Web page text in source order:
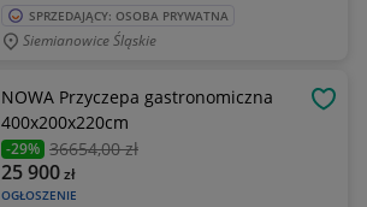
SPRZEDAJĄCY: OSOBA PRYWATNA
Siemianowice Śląskie
NOWA Przyczepa gastronomiczna
400x200x220cm
-29% 36654,00 zł
OGŁOSZENIE
25 900zł